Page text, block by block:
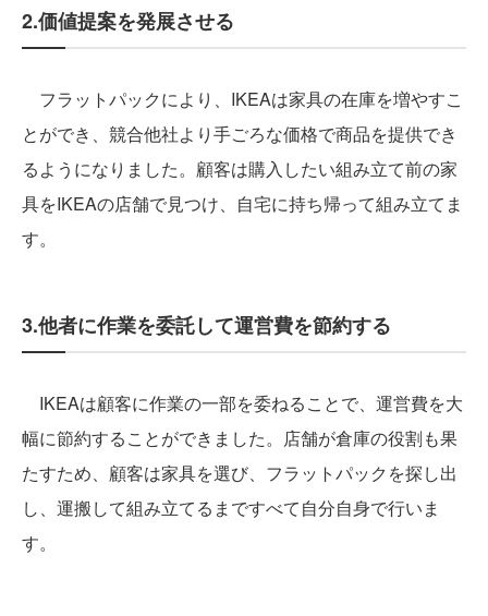
2.価値提案を発展させる
フラットパックにより、IKEAは家具の在庫を増やすこ
とができ、競合他社より手ごろな価格で商品を提供でき
るようになりました。顧客は購入したい組み立て前の家
具をIKEAの店舗で見つけ、自宅に持ち帰って組み立てま
す。
3.他者に作業を委託して運営費を節約する
IKEAは顧客に作業の一部を委ねることで、運営費を大
幅に節約することができました。店舗が倉庫の役割も果
たすため、顧客は家具を選び、フラットパックを探し出
し、運搬して組み立てるまですべて自分自身で行いま
す。